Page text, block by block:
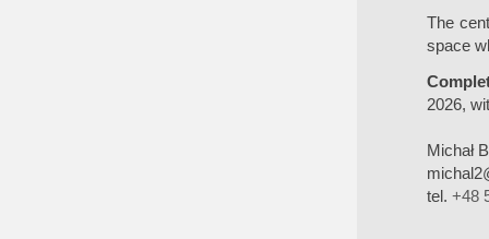
The
space
2026,
Michał
tel. +48